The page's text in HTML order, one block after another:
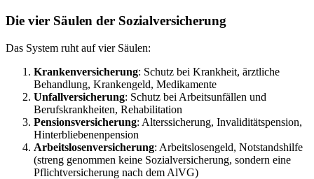
Die vier Säulen der Sozialversicherung
Das System ruht auf vier Säulen:
Krankenversicherung: Schutz bei Krankheit, ärztliche
Behandlung, Krankengeld, Medikamente
Unfallversicherung: Schutz bei Arbeitsunfällen und
Berufskrankheiten, Rehabilitation
Pensionsversicherung: Alterssicherung, Invaliditätspension,
Hinterbliebenenpension
Arbeitslosenversicherung: Arbeitslosengeld, Notstandshilfe
(streng genommen keine Sozialversicherung, sondern eine
Pflichtversicherung nach dem AlVG)